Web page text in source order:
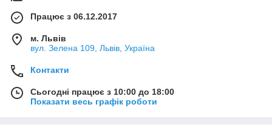
Працює з 06.12.2017
м. Львів
вул. Зелена 109, Львів, Україна
Контакти
Сьогодні працює з 10:00 до 18:00
Показати весь графік роботи